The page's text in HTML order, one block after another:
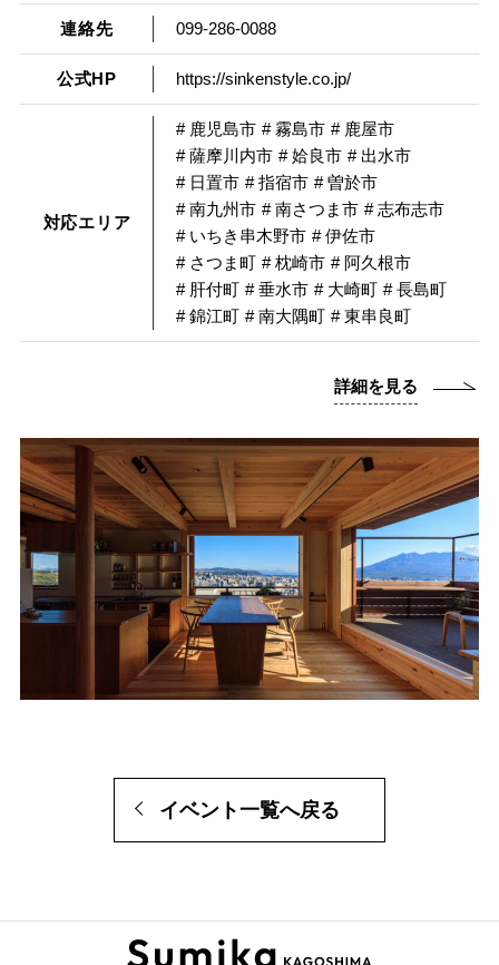
連絡先 099-286-0088
公式HP https://sinkenstyle.co.jp/
対応エリア
# 鹿児島市 # 霧島市 # 鹿屋市
# 薩摩川内市 # 姶良市 # 出水市
# 日置市 # 指宿市 # 曽於市
# 南九州市 # 南さつま市 # 志布志市
# いちき串木野市 # 伊佐市
# さつま町 # 枕崎市 # 阿久根市
# 肝付町 # 垂水市 # 大崎町 # 長島町
# 錦江町 # 南大隅町 # 東串良町
詳細を見る
イベント一覧へ戻る